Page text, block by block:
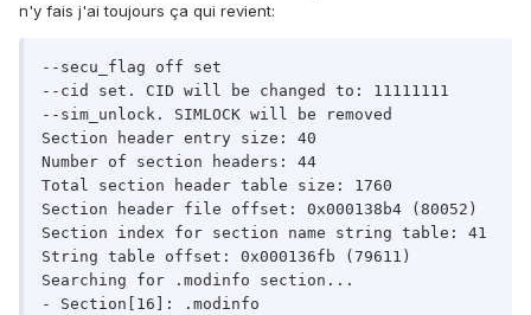
n'y fais j'ai toujours ça qui revient:
--secu_flag off set
--cid set. CID will be changed to: 11111111
--sim_unlock. SIMLOCK will be removed
Section header entry size: 40
Number of section headers: 44
Total section header table size: 1760
Section header file offset: 0x000138b4 (80052)
Section index for section name string table: 41
String table offset: 0x000136fb (79611)
Searching for .modinfo section...
- Section[16]: .modinfo